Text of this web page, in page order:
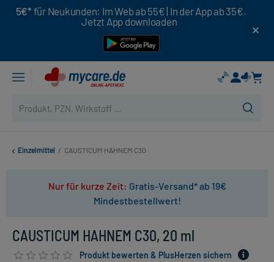
5€* für Neukunden: Im Web ab 55€ | In der App ab 35€.
Jetzt App downloaden
Einzelmittel / CAUSTICUM HAHNEM C30
Nur für kurze Zeit: Gratis-Versand* ab 19€
Mindestbestellwert!
CAUSTICUM HAHNEM C30, 20 ml
Produkt bewerten & PlusHerzen sichern